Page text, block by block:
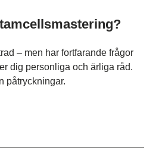
– men har fortfarande frågor
dig personliga och ärliga råd.
påtryckningar.